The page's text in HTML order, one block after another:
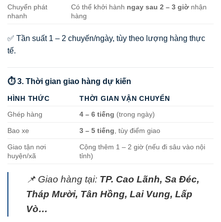
Chuyển phát
nhanh
Có thể khởi hành ngay sau 2 – 3 giờ nhận
hàng
✅ Tần suất 1 – 2 chuyến/ngày, tùy theo lượng hàng thực
tế.
⏱️ 3. Thời gian giao hàng dự kiến
HÌNH THỨC
THỜI GIAN VẬN CHUYỂN
Ghép hàng
4 – 6 tiếng (trong ngày)
Bao xe 3 – 5 tiếng, tùy điểm giao
Giao tận nơi
huyện/xã
Cộng thêm 1 – 2 giờ (nếu đi sâu vào nội
tỉnh)
📌 Giao hàng tại: TP. Cao Lãnh, Sa Đéc,
Tháp Mười, Tân Hồng, Lai Vung, Lấp
Vò…